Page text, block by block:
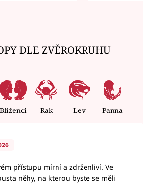
DLE ZVĚROKRUHU
Blíženci Rak Lev Panna
přístupu mírní a zdrženliví. Ve
něhy, na kterou byste se měli